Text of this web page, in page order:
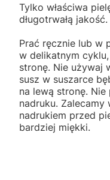
Tylko właściwa
długotrwałą jakość.
Prać ręcznie lub w
w delikatnym
stronę. Nie używaj
susz w suszarce
na lewą stronę.
nadruku.
nadrukiem przed
bardziej miękki.